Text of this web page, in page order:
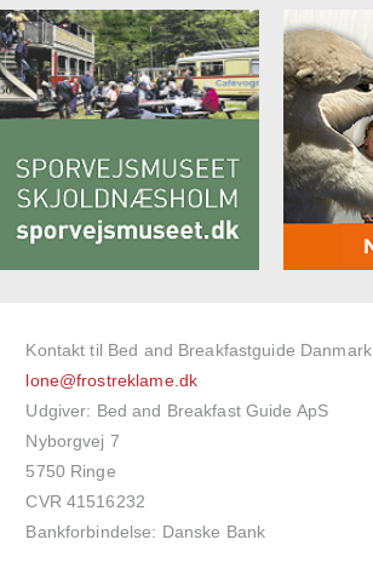
Kontakt til Bed and Breakfastguide
lone@frostreklame.dk
Udgiver: Bed and Breakfast Guide ApS
Nyborgvej 7
5750 Ringe
CVR 41516232
Bankforbindelse: Danske Bank